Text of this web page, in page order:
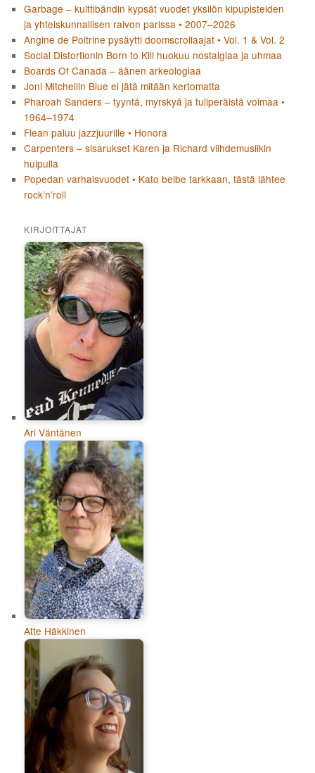
Garbage – kulttibändin kypsät vuodet yksilön kipupisteiden
ja yhteiskunnallisen raivon parissa • 2007–2026
Angine de Poitrine pysäytti doomscrollaajat • Vol. 1 & Vol. 2
Social Distortionin Born to Kill huokuu nostalgiaa ja uhmaa
Boards Of Canada – äänen arkeologiaa
Joni Mitchellin Blue ei jätä mitään kertomatta
Pharoah Sanders – tyyntä, myrskyä ja tuliperäistä voimaa •
1964–1974
Flean paluu jazzjuurille • Honora
Carpenters – sisarukset Karen ja Richard viihdemusiikin
huipulla
Popedan varhaisvuodet • Kato beibe tarkkaan, tästä lähtee
rock’n’roll
KIRJOITTAJAT
Ari Väntänen
Atte Häkkinen